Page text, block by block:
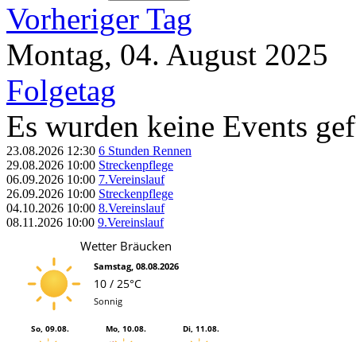
Vorheriger Tag
Montag, 04. August 2025
Folgetag
Es wurden keine Events
23.08.2026 12:30 6 Stunden Rennen
29.08.2026 10:00 Streckenpflege
06.09.2026 10:00 7.Vereinslauf
26.09.2026 10:00 Streckenpflege
04.10.2026 10:00 8.Vereinslauf
08.11.2026 10:00 9.Vereinslauf
Wetter Bräucken
Samstag, 08.08.2026
10 / 25°C
Sonnig
So, 09.08. Mo, 10.08. Di, 11.08.